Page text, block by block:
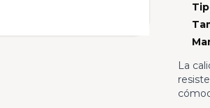
La